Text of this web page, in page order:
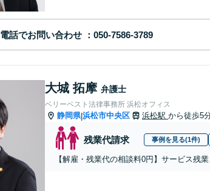
電話でお問い合わせ
大城 拓摩 弁護士
ベリーベスト法律事務所 浜松オフィス
静岡県|浜松市中央区 浜松駅 から徒歩5
残業代請求 事例を見る(1件)
【解雇・残業代の相談料0円】サービス残